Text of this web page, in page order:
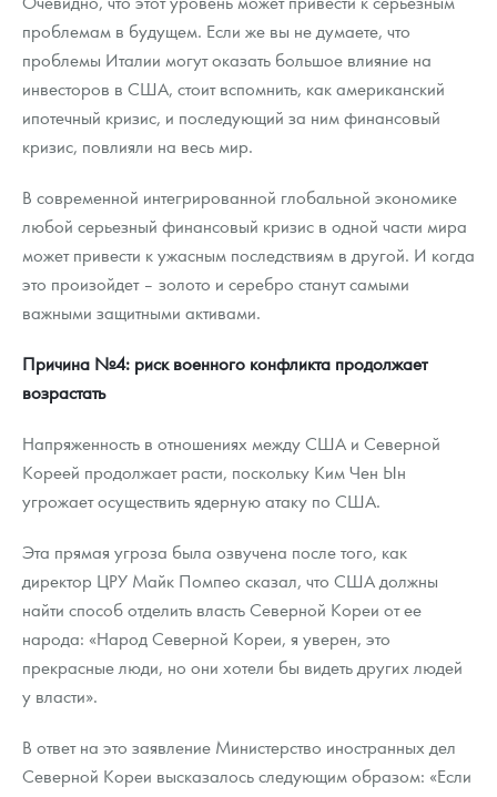
проблемам в будущем. Если же вы не думаете, что
проблемы Италии могут оказать большое влияние на
инвесторов в США, стоит вспомнить, как американский
ипотечный кризис, и последующий за ним финансовый
кризис, повлияли на весь мир.
В современной интегрированной глобальной экономике
любой серьезный финансовый кризис в одной части мира
может привести к ужасным последствиям в другой. И когда
это произойдет – золото и серебро станут самыми
важными защитными активами.
Причина №4: риск военного конфликта продолжает
возрастать
Напряженность в отношениях между США и Северной
Кореей продолжает расти, поскольку Ким Чен Ын
угрожает осуществить ядерную атаку по США.
Эта прямая угроза была озвучена после того, как
директор ЦРУ Майк Помпео сказал, что США должны
найти способ отделить власть Северной Кореи от ее
народа: «Народ Северной Кореи, я уверен, это
прекрасные люди, но они хотели бы видеть других людей
у власти».
В ответ на это заявление Министерство иностранных дел
Северной Кореи высказалось следующим образом: «Если